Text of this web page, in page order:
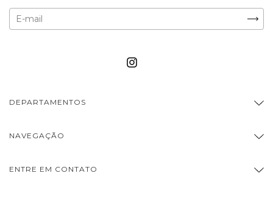
DEPARTAMENTOS
NAVEGAÇÃO
ENTRE EM CONTATO